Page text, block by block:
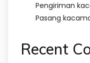
Pengiriman
Pasang
Recent